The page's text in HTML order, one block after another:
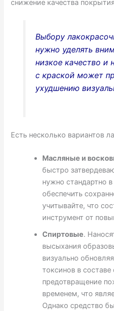
снижение качества
Выбору
нужно уделять
низкое качество и
с краской может
ухудшению
Есть несколько вариантов
Масляные и
быстро
нужно стандартно
обеспечить
учитывайте, что
инструмент от
Спиртовые.
высыхания
визуально
токсинов в составе
предотвращение
временем, что
Однако средство